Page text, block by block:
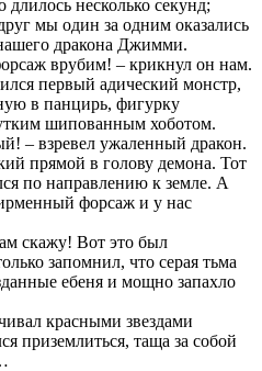
несколько секунд;
мы один за одним оказались
дракона Джимми.
врубим! – крикнул он нам.
первый адический монстр,
в панцирь, фигурку
шипованным хоботом.
– взревел ужаленный дракон.
прямой в голову демона. Тот
по направлению к земле. А
форсаж и у нас
скажу! Вот это был
запомнил, что серая тьма
ебеня и мощно запахло
красными звездами
приземлиться, таща за собой